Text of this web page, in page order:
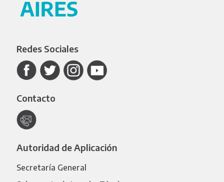
Redes Sociales
Contacto
Autoridad de Aplicación
Secretaría General